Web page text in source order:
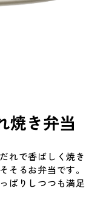
焼き弁当
れで香ばしく焼き
そるお弁当です。
ぱりしつつも満足